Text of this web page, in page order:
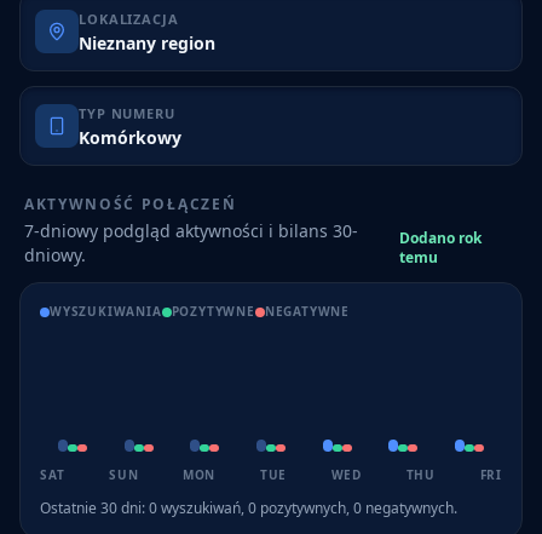
LOKALIZACJA
Nieznany region
TYP NUMERU
Komórkowy
AKTYWNOŚĆ POŁĄCZEŃ
7-dniowy podgląd aktywności i bilans 30-
dniowy.
Dodano rok
temu
WYSZUKIWANIA POZYTYWNE NEGATYWNE
SAT SUN MON TUE WED THU FRI
Ostatnie 30 dni:0wyszukiwań,0 pozytywnych,0 negatywnych.